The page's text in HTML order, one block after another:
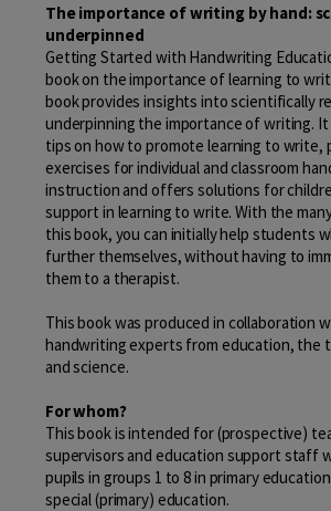
The importance of writing by hand:
underpinned
Getting Started with Handwriting
book on the importance of learning to
book provides insights into scientifically
underpinning the importance of writing.
tips on how to promote learning to write,
exercises for individual and classroom
instruction and offers solutions for
support in learning to write. With the
this book, you can initially help students
further themselves, without having to
them to a therapist.
This book was produced in collaboration
handwriting experts from education, the
and science.
For whom?
This book is intended for (prospective)
supervisors and education support staff
pupils in groups 1 to 8 in primary
special (primary) education.